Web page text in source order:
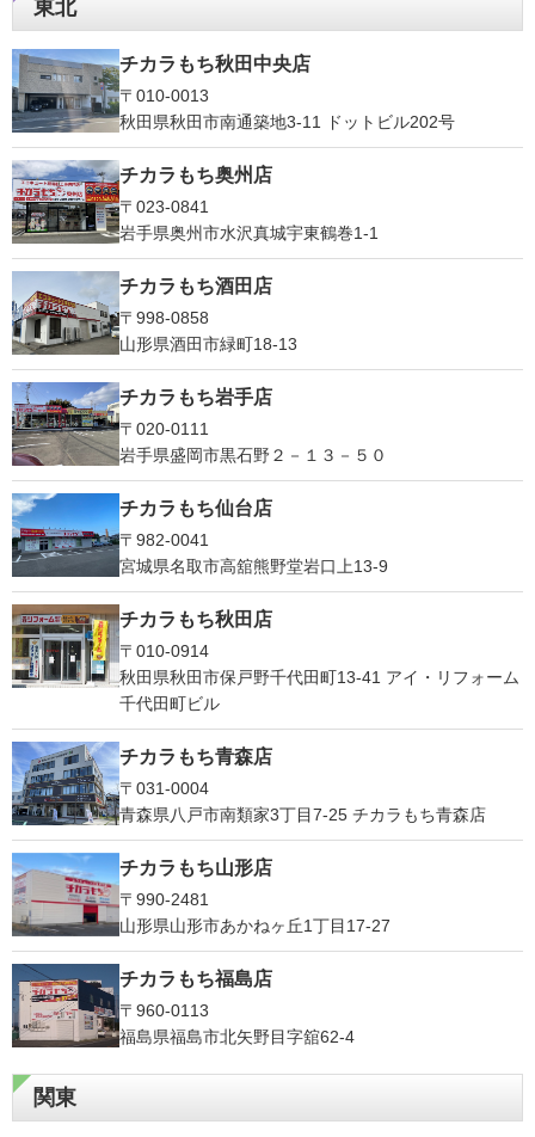
東北
チカラもち秋田中央店
〒010-0013
秋田県秋田市南通築地3-11 ドットビル202号
チカラもち奥州店
〒023-0841
岩手県奥州市水沢真城宇東鶴巻1‐1
チカラもち酒田店
〒998-0858
山形県酒田市緑町18-13
チカラもち岩手店
〒020-0111
岩手県盛岡市黒石野２－１３－５０
チカラもち仙台店
〒982-0041
宮城県名取市高舘熊野堂岩口上13‐9
チカラもち秋田店
〒010-0914
秋田県秋田市保戸野千代田町13-41 アイ・リフォーム
千代田町ビル
チカラもち青森店
〒031-0004
青森県八戸市南類家3丁目7-25 チカラもち青森店
チカラもち山形店
〒990-2481
山形県山形市あかねヶ丘1丁目17-27
チカラもち福島店
〒960-0113
福島県福島市北矢野目字舘62-4
関東